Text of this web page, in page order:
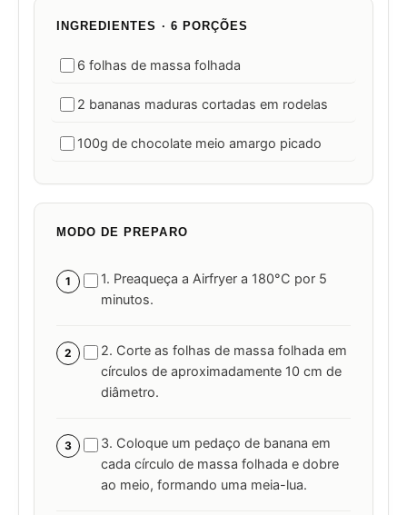
INGREDIENTES · 6 PORÇÕES
6 folhas de massa folhada
2 bananas maduras cortadas em rodelas
100g de chocolate meio amargo picado
MODO DE PREPARO
1
1. Preaqueça a Airfryer a 180°C por 5
minutos.
2
2. Corte as folhas de massa folhada em
círculos de aproximadamente 10 cm de
diâmetro.
3
3. Coloque um pedaço de banana em
cada círculo de massa folhada e dobre
ao meio, formando uma meia-lua.